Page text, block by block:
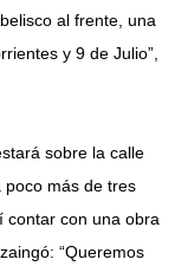
al frente, una
y 9 de Julio”,
sobre la calle
poco más de tres
contar con una obra
“Queremos